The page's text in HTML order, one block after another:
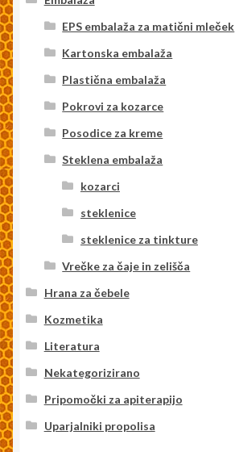
EPS embalaža za matični mleček
Kartonska embalaža
Plastična embalaža
Pokrovi za kozarce
Posodice za kreme
Steklena embalaža
kozarci
steklenice
steklenice za tinkture
Vrečke za čaje in zelišča
Hrana za čebele
Kozmetika
Literatura
Nekategorizirano
Pripomočki za apiterapijo
Uparjalniki propolisa